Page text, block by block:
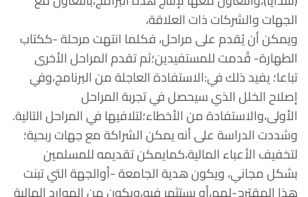
الجهات والشركات ذات العلاقة،
ويمكن أن يُقدم على مراحل، فكلما انتهت مرحلة -ككتاب
الطهارة- قُدمت للمستفيدين؛ثم تقدم المراحل الأخرى
تباعا؛ يفيد ذلك في:الاستفادة العاجلة من البرنامج،وفي
إصلاح الخلل الذي سيحصل في تجربة المراحل
الأولى،والاستفادة من الأخطاء؛لتلافيها في المراحل التالية.
وشددت الدراسة على أنه يمكن الشراكة مع جهات ربحية؛
لتخفيف الأعباء المالية،كمايمكن تقديمه للمسلمين
بشكل مجاني، ويكون هدية الجامعة -أوالجهة التي تبنت